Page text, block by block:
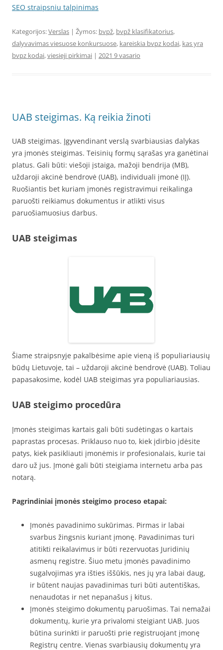
SEO straipsniu talpinimas
Kategorijos:Verslas | Žymos: bvpž, bvpž klasifikatorius,
dalyvavimas viesuose konkursuose, kareiskia bvpz kodai, kas yra
bvpz kodai,viesieji pirkimai | 2021 9 vasario
UAB steigimas. Ką reikia žinoti
UAB steigimas. Įgyvendinant verslą svarbiausias dalykas
yra įmonės steigimas. Teisinių formų sąrašas yra ganėtinai
platus. Gali būti: viešoji įstaiga, mažoji bendrija (MB),
uždaroji akcinė bendrovė (UAB), individuali įmonė (IĮ).
Ruošiantis bet kuriam įmonės registravimui reikalinga
paruošti reikiamus dokumentus ir atlikti visus
paruošiamuosius darbus.
UAB steigimas
Šiame straipsnyje pakalbėsime apie vieną iš populiariausių
būdų Lietuvoje, tai – uždaroji akcinė bendrovė (UAB). Toliau
papasakosime, kodėl UAB steigimas yra populiariausias.
UAB steigimo procedūra
Įmonės steigimas kartais gali būti sudėtingas o kartais
paprastas procesas. Priklauso nuo to, kiek įdirbio įdėsite
patys, kiek pasikliauti įmonėmis ir profesionalais, kurie tai
daro už jus. Įmonė gali būti steigiama internetu arba pas
notarą.
Pagrindiniai įmonės steigimo proceso etapai:
Įmonės pavadinimo sukūrimas. Pirmas ir labai
svarbus žingsnis kuriant įmonę. Pavadinimas turi
atitikti reikalavimus ir būti rezervuotas Juridinių
asmenų registre. Šiuo metu įmonės pavadinimo
sugalvojimas yra išties iššūkis, nes jų yra labai daug,
ir būtent naujas pavadinimas turi būti autentiškas,
nenaudotas ir net nepanašus į kitus.
Įmonės steigimo dokumentų paruošimas. Tai nemažai
dokumentų, kurie yra privalomi steigiant UAB. Juos
būtina surinkti ir paruošti prie registruojant įmonę
Registrų centre. Vienas svarbiausių dokumentų yra